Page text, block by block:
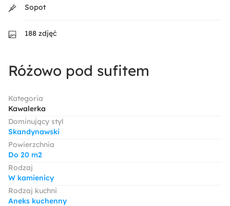
Sopot
188 zdjęć
Różowo pod sufitem
Kategoria
Kawalerka
Dominujący styl
Skandynawski
Powierzchnia
Do 20 m2
Rodzaj
W kamienicy
Rodzaj kuchni
Aneks kuchenny